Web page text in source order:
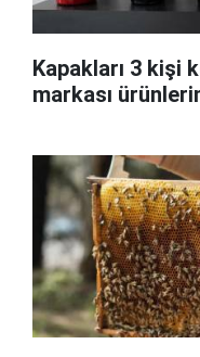
Kapakları 3 kişi
markası